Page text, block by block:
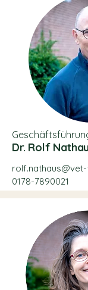
Dr. Rolf
0178-7890021